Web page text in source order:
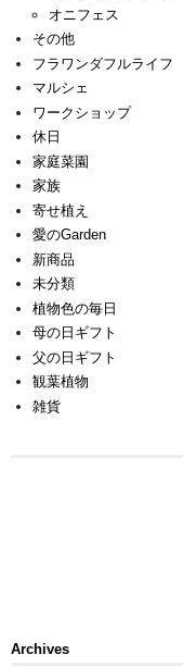
オニフェス
その他
フラワンダフルライフ
マルシェ
ワークショップ
休日
家庭菜園
家族
寄せ植え
愛のGarden
新商品
未分類
植物色の毎日
母の日ギフト
父の日ギフト
観葉植物
雑貨
Archives